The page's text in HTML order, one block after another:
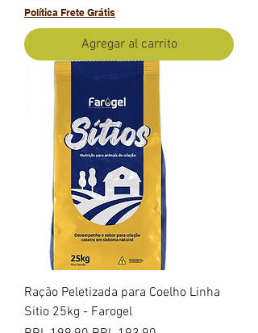
Política Frete Grátis
Agregar al carrito
Ração Peletizada para Coelho Linha
Sitio 25kg - Farogel